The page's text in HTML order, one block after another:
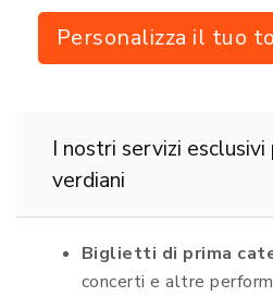
Personalizza il tuo
I nostri servizi
verdiani
Biglietti di prima
concerti e altre